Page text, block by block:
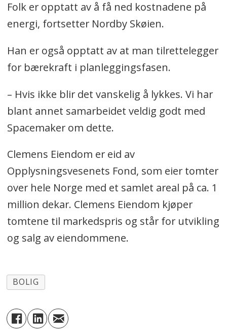
Folk er opptatt av å få ned kostnadene på
energi, fortsetter Nordby Skøien.
Han er også opptatt av at man tilrettelegger
for bærekraft i planleggingsfasen.
– Hvis ikke blir det vanskelig å lykkes. Vi har
blant annet samarbeidet veldig godt med
Spacemaker om dette.
Clemens Eiendom er eid av
Opplysningsvesenets Fond, som eier tomter
over hele Norge med et samlet areal på ca. 1
million dekar. Clemens Eiendom kjøper
tomtene til markedspris og står for utvikling
og salg av eiendommene.
BOLIG